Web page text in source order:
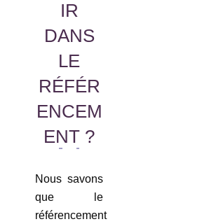
IR
DANS
LE
RÉFÉR
ENCEM
ENT ?
Nous savons
que le
référencement